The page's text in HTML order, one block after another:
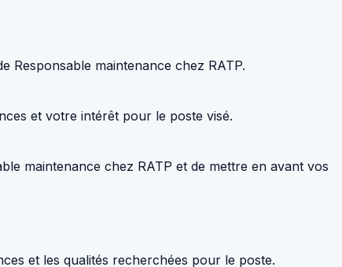
Responsable maintenance chez RATP.
et votre intérêt pour le poste visé.
maintenance chez RATP et de mettre en avant vos
et les qualités recherchées pour le poste.